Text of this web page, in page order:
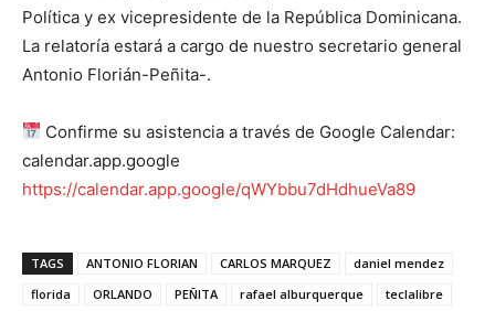
Política y ex vicepresidente de la República Dominicana.
La relatoría estará a cargo de nuestro secretario general
Antonio Florián-Peñita-.
Confirme su asistencia a través de Google Calendar:
calendar.app.google
https://calendar.app.google/qWYbbu7dHdhueVa89
TAGS ANTONIO FLORIAN CARLOS MARQUEZ
daniel mendez
florida
ORLANDO PEÑITA rafael alburquerque teclalibre